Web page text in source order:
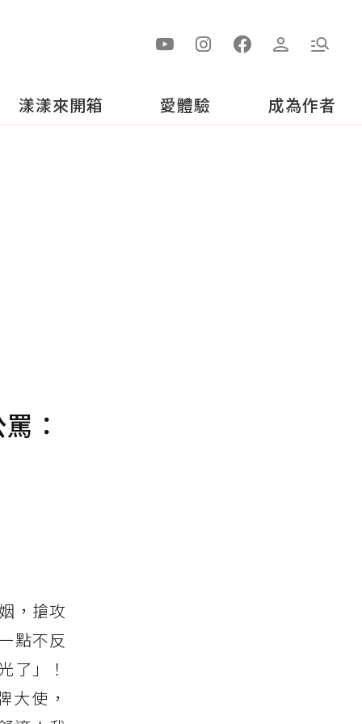
漾漾來開箱 愛體驗 成為作者
：
，搶攻
點不反
了」！
大使，